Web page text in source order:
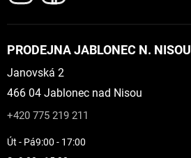
PRODEJNA JABLONEC N. NISOU
Janovská 2
466 04 Jablonec nad Nisou
+420 775 219 211
Út - Pá9:00 - 17:00